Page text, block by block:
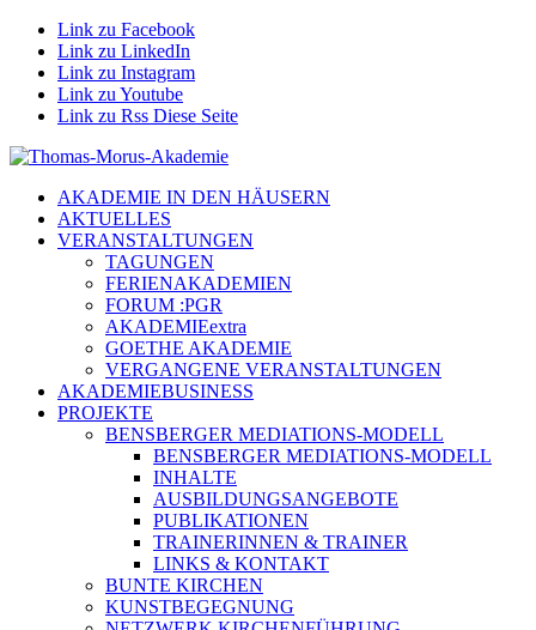
Link zu Facebook
Link zu LinkedIn
Link zu Instagram
Link zu Youtube
Link zu Rss Diese Seite
AKADEMIE IN DEN HÄUSERN
AKTUELLES
VERANSTALTUNGEN
TAGUNGEN
FERIENAKADEMIEN
FORUM :PGR
AKADEMIEextra
GOETHE AKADEMIE
VERGANGENE VERANSTALTUNGEN
AKADEMIEBUSINESS
PROJEKTE
BENSBERGER MEDIATIONS-MODELL
BENSBERGER MEDIATIONS-MODELL
INHALTE
AUSBILDUNGSANGEBOTE
PUBLIKATIONEN
TRAINERINNEN & TRAINER
LINKS & KONTAKT
BUNTE KIRCHEN
KUNSTBEGEGNUNG